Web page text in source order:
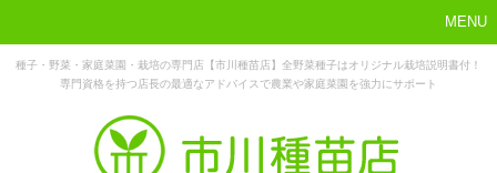
MENU
種子・野菜・家庭菜園・栽培の専門店【市川種苗店】全野菜種子はオリジナル栽培説明書付！
専門資格を持つ店長の最適なアドバイスで農業や家庭菜園を強力にサポート